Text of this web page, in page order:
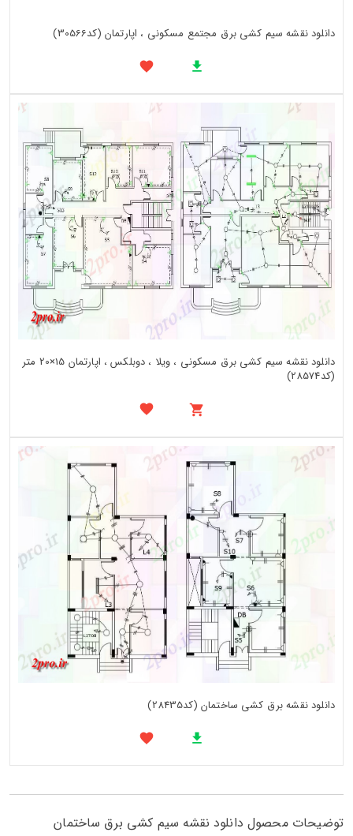
دانلود نقشه سیم کشی برق مجتمع مسکونی ، اپارتمان (کد30566)
دانلود نقشه سیم کشی برق مسکونی ، ویلا ، دوبلکس ، اپارتمان 15×20 متر
(کد28574)
دانلود نقشه برق کشی ساختمان (کد28435)
توضیحات محصول دانلود نقشه سیم کشی برق ساختمان